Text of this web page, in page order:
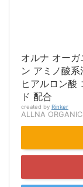
オルナ オー
ン アミノ酸
ヒアルロン酸
ド 配合
created by Rinker
ALLNA